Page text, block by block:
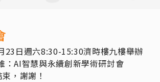
23日週六8:30-15:30濟時樓九樓舉辦
：AI智慧與永續創新學術研討會
，謝謝！